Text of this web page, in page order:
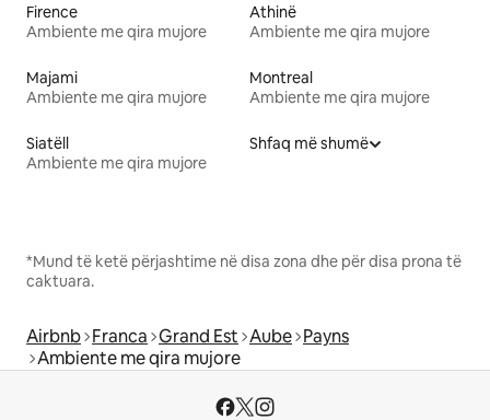
Firence
Ambiente me qira mujore
Athinë
Ambiente me qira mujore
Majami
Ambiente me qira mujore
Montreal
Ambiente me qira mujore
Siatëll
Ambiente me qira mujore
Shfaq më shumë
*Mund të ketë përjashtime në disa zona dhe për disa prona të
caktuara.
Airbnb Franca Grand Est Aube Payns
Ambiente me qira mujore